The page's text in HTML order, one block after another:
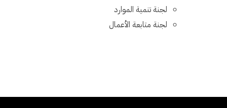
لجنة تنمية الموارد
لجنة متابعة الأعمال